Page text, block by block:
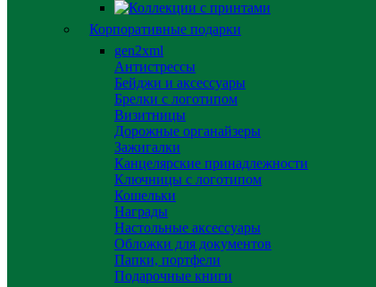
Корпоративные подарки
gen2xml
Антистрессы
Бейджи и аксессуары
Брелки с логотипом
Визитницы
Дорожные органайзеры
Зажигалки
Канцелярские принадлежности
Ключницы с логотипом
Кошельки
Награды
Настольные аксессуары
Обложки для документов
Папки, портфели
Подарочные книги